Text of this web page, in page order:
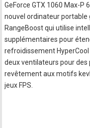
GeForce GTX 1060 Max-P
nouvel ordinateur portable
RangeBoost qui utilise
supplémentaires pour
refroidissement
deux ventilateurs pour
revêtement aux motifs
jeux FPS.